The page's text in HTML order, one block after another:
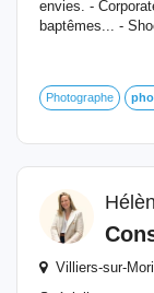
envies. -
baptêmes... -
Photographe
Villiers-sur-